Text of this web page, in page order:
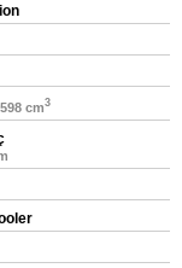
cm3